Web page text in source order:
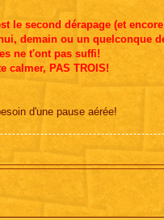
le second dérapage (et
demain ou un quelconque
ne t'ont pas suffi!
calmer, PAS TROIS!
d'une pause aérée!